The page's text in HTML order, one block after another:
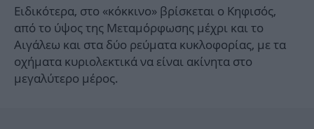
Ειδικότερα, στο «κόκκινο» βρίσκεται ο Κηφισός,
από το ύψος της Μεταμόρφωσης μέχρι και το
Αιγάλεω και στα δύο ρεύματα κυκλοφορίας, με τα
οχήματα κυριολεκτικά να είναι ακίνητα στο
μεγαλύτερο μέρος.